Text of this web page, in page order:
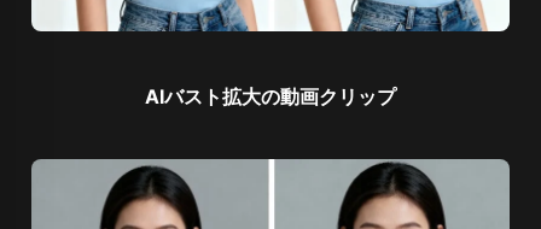
AIバスト拡大の動画クリップ